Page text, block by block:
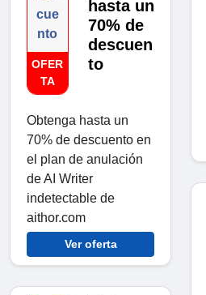
cue
nto
OFER
TA
hasta un
70% de
descuen
to
Obtenga hasta un
70% de descuento en
el plan de anulación
de AI Writer
indetectable de
aithor.com
Ver oferta